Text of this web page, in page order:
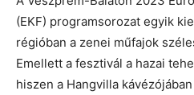
(EKF) programsorozat egyik
régióban a zenei műfajok
Emellett a fesztivál a hazai
hiszen a Hangvilla